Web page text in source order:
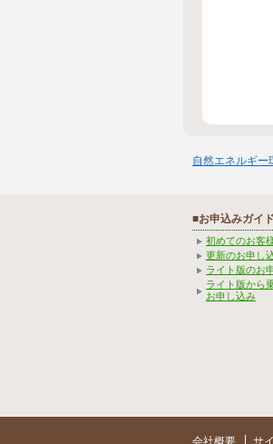
自然エネルギー
■お申込みガイド
初めてのお客
更新のお申し
ライト版のお
ライト版から
お申し込み
会社概要 サ